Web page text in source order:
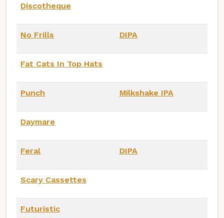
Discotheque
No Frills DIPA
Fat Cats In Top Hats
Punch Milkshake IPA
Daymare
Feral DIPA
Scary Cassettes
Futuristic